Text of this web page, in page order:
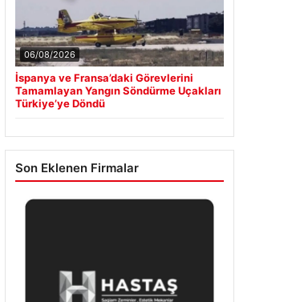
06/08/2026
İspanya ve Fransa’daki Görevlerini
Tamamlayan Yangın Söndürme Uçakları
Türkiye’ye Döndü
Son Eklenen Firmalar